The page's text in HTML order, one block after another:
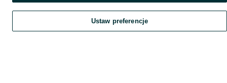
Szukaj Obserwujesz Dodaj Czat Konto
Ustaw preferencje